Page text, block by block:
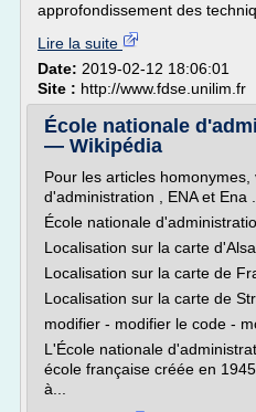
approfondissement des
Lire la suite
Date: 2019-02-12 18:06:01
Site : http://www.fdse.unilim.fr
École nationale
— Wikipédia
Pour les articles
d'administration , ENA et Ena .
École nationale
Localisation sur la carte
Localisation sur la carte de
Localisation sur la carte de
modifier - modifier le code -
L'École nationale
école française créée en
à...